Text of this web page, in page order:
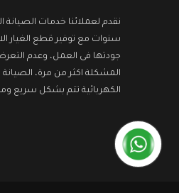
نقدم لعملائنا خدمات الصيانة
سنوات مع توفير قطع الغيار
جودتها فى العمل، وعدم
المشكلة اكثر من مرة،
الكهربائية تتم بشكل سريع